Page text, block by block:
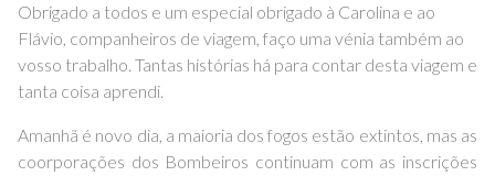
Obrigado a todos e um especial obrigado à Carolina e ao
Flávio, companheiros de viagem, faço uma vénia também ao
vosso trabalho. Tantas histórias há para contar desta viagem e
tanta coisa aprendi.
Amanhã é novo dia, a maioria dos fogos estão extintos, mas as
coorporações dos Bombeiros continuam com as inscrições